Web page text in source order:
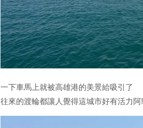
一下車馬上就被高雄港的美景給吸引了
往來的渡輪都讓人覺得這城市好有活力阿!